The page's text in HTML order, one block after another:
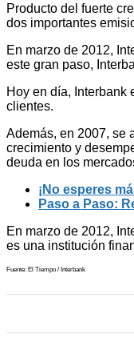
Producto del fuerte
dos importantes
En marzo de 2012,
este gran paso,
Hoy en día, Interbank
clientes.
Además, en 2007, se
crecimiento y
deuda en los
¡No esperes
Paso a Paso:
En marzo de 2012,
es una institución
Fuente: El Tiempo / Interbank